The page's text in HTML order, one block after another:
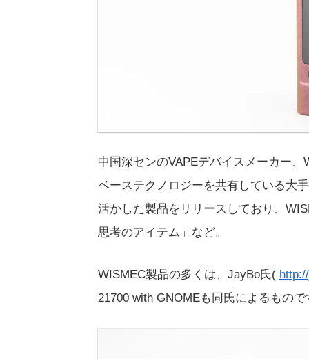
中国深センのVAPEデバイスメーカー
ベーステクノロジーを共有している大
活かした製品をリリースしており、
思考のアイテム」など。
WISMEC製品の多くは、JayBo氏(
21700 with GNOMEも同氏によるもので